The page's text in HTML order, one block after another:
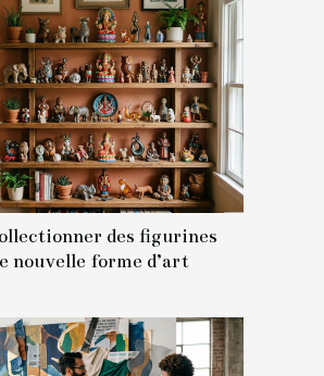
des figurines
nouvelle forme d’art